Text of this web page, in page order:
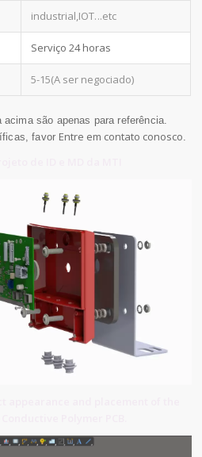
industrial,IOT...etc
Serviço 24 horas
5-15(A ser negociado)
acima são apenas para referência.
favor Entre em contato conosco.